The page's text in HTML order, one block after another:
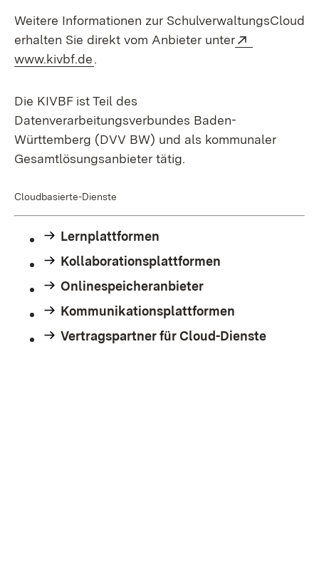
Weitere Informationen zur SchulverwaltungsCloud
erhalten Sie direkt vom Anbieter unter
www.kivbf.de.
Die KIVBF ist Teil des
Datenverarbeitungsverbundes Baden-
Württemberg (DVV BW) und als kommunaler
Gesamtlösungsanbieter tätig.
Cloudbasierte-Dienste
Lernplattformen
Kollaborationsplattformen
Onlinespeicheranbieter
Kommunikationsplattformen
Vertragspartner für Cloud-Dienste